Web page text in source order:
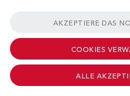
GESCHÄFTSBEDINGUNGEN
© 2026
AKZEPTIERE DAS
COOKIES
ALLE